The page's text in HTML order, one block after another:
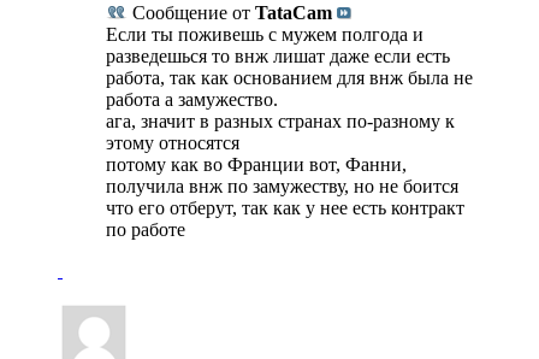
Сообщение от TataCam
Если ты поживешь с мужем полгода и
разведешься то внж лишат даже если есть
работа, так как основанием для внж была не
работа а замужество.
ага, значит в разных странах по-разному к
этому относятся
потому как во Франции вот, Фанни,
получила внж по замужеству, но не боится
что его отберут, так как у нее есть контракт
по работе